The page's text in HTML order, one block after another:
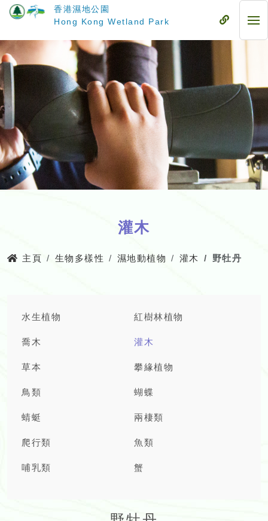
要
內
容
香港濕地公園
Hong Kong Wetland Park
流
流
動
灌木
主頁 生物多樣性 濕地動植物 灌木 野牡丹
水生植物 紅樹林植物
喬木 灌木
草本 攀緣植物
鳥類 蝴蝶
蜻蜓 兩棲類
爬行類 魚類
哺乳類 蟹